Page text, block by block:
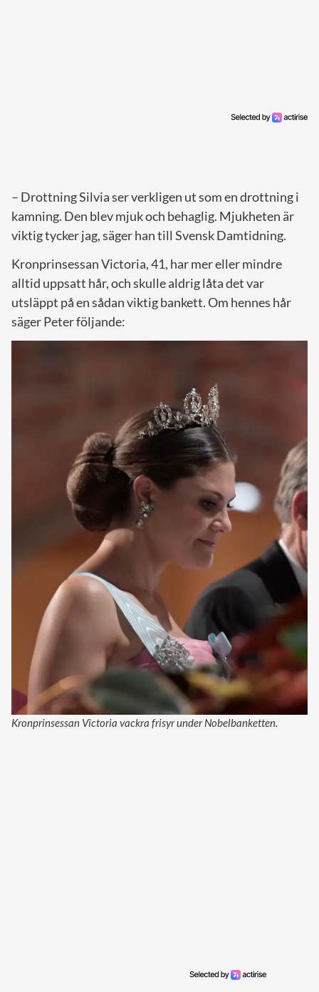
– Drottning Silvia ser verkligen ut som en drottning i
kamning. Den blev mjuk och behaglig. Mjukheten är
viktig tycker jag, säger han till Svensk Damtidning.
Kronprinsessan Victoria, 41, har mer eller mindre
alltid uppsatt hår, och skulle aldrig låta det var
utsläppt på en sådan viktig bankett. Om hennes hår
säger Peter följande:
Kronprinsessan Victoria vackra frisyr under Nobelbanketten.